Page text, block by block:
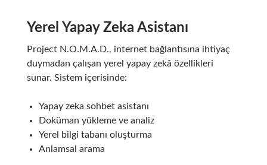
Yerel Yapay Zeka Asistanı
Project N.O.M.A.D., internet bağlantısına ihtiyaç
duymadan çalışan yerel yapay zekâ özellikleri
sunar. Sistem içerisinde:
Yapay zeka sohbet asistanı
Doküman yükleme ve analiz
Yerel bilgi tabanı oluşturma
Anlamsal arama